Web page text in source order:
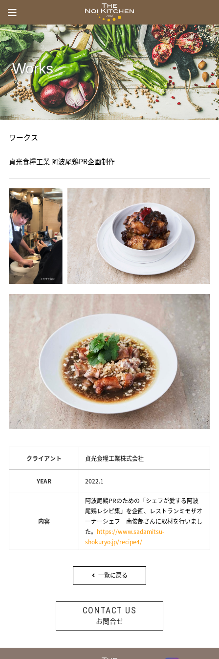
THE
NOI
KITCHEN
の
い
き
っ
menu
Toggle
navigation
Works
ワークス
貞光食糧工業 阿波尾鶏PR企画制作
クライアント 貞光食糧工業株式会社
YEAR 2022.1
内容
阿波尾鶏PRのための「シェフが愛する阿波
尾鶏レシピ集」を企画、レストランミモザオ
ーナーシェフ 南俊郎さんに取材を行いまし
た。 https://www.sadamitsu-
shokuryo.jp/recipe4/
一覧に戻る
CONTACT US
お問合せ